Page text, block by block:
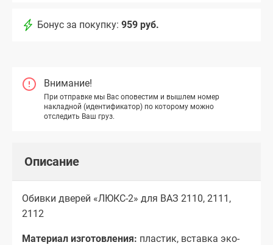
Бонус за покупку: 959 руб.
Внимание!
При отправке мы Вас оповестим и вышлем номер
накладной (идентификатор) по которому можно
отследить Ваш груз.
Описание
Обивки дверей «ЛЮКС-2» для ВАЗ 2110, 2111,
2112
Материал изготовления: пластик, вставка эко-